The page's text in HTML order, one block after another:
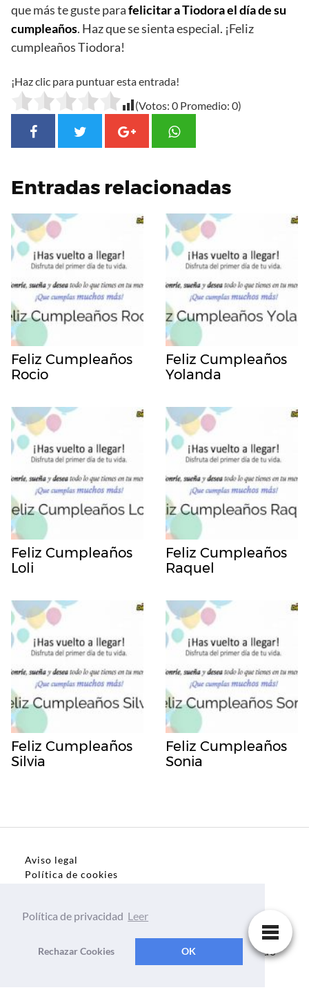
que más te guste parafelicitar a Tiodora el día de su
cumpleaños. Haz que se sienta especial. ¡Feliz
cumpleaños Tiodora!
¡Haz clic para puntuar esta entrada!
(Votos: 0 Promedio: 0)
Entradas relacionadas
Feliz Cumpleaños
Rocio
Feliz Cumpleaños
Yolanda
Feliz Cumpleaños
Loli
Feliz Cumpleaños
Raquel
Feliz Cumpleaños
Silvia
Feliz Cumpleaños
Sonia
Aviso legal
Política de cookies
Dedicatorias, frases, textos para todo el mundo
Política de privacidad Leer
Rechazar Cookies OK